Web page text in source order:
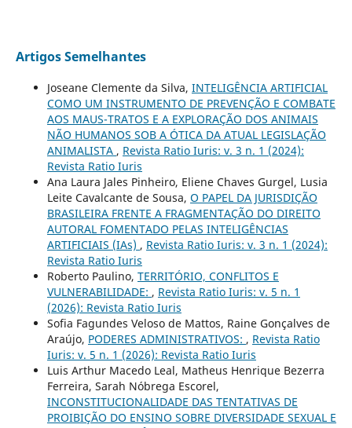
Artigos Semelhantes
Joseane Clemente da Silva, INTELIGÊNCIA ARTIFICIAL
COMO UM INSTRUMENTO DE PREVENÇÃO E COMBATE
AOS MAUS-TRATOS E A EXPLORAÇÃO DOS ANIMAIS
NÃO HUMANOS SOB A ÓTICA DA ATUAL LEGISLAÇÃO
ANIMALISTA , Revista Ratio Iuris: v. 3 n. 1 (2024):
Revista Ratio Iuris
Ana Laura Jales Pinheiro, Eliene Chaves Gurgel, Lusia
Leite Cavalcante de Sousa, O PAPEL DA JURISDIÇÃO
BRASILEIRA FRENTE A FRAGMENTAÇÃO DO DIREITO
AUTORAL FOMENTADO PELAS INTELIGÊNCIAS
ARTIFICIAIS (IAs) , Revista Ratio Iuris: v. 3 n. 1 (2024):
Revista Ratio Iuris
Roberto Paulino, TERRITÓRIO, CONFLITOS E
VULNERABILIDADE: , Revista Ratio Iuris: v. 5 n. 1
(2026): Revista Ratio Iuris
Sofia Fagundes Veloso de Mattos, Raine Gonçalves de
Araújo, PODERES ADMINISTRATIVOS: , Revista Ratio
Iuris: v. 5 n. 1 (2026): Revista Ratio Iuris
Luis Arthur Macedo Leal, Matheus Henrique Bezerra
Ferreira, Sarah Nóbrega Escorel,
INCONSTITUCIONALIDADE DAS TENTATIVAS DE
PROIBIÇÃO DO ENSINO SOBRE DIVERSIDADE SEXUAL E